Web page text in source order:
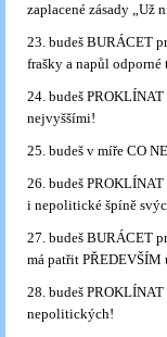
zaplacené zásady „Už
23. budeš BURÁCET
frašky a napůl odporné
24. budeš
nejvyššími!
25. budeš v míře CO
26. budeš
i nepolitické špíně
27. budeš BURÁCET
má patřit
28. budeš
nepolitických!